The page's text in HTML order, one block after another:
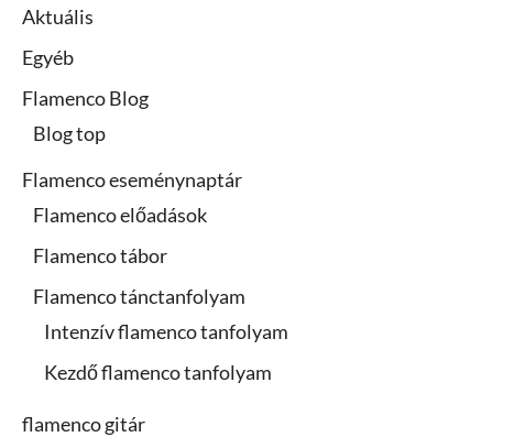
Aktuális
Egyéb
Flamenco Blog
Blog top
Flamenco eseménynaptár
Flamenco előadások
Flamenco tábor
Flamenco tánctanfolyam
Intenzív flamenco tanfolyam
Kezdő flamenco tanfolyam
flamenco gitár